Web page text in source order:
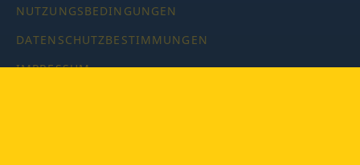
NUTZUNGSBEDINGUNGEN
DATENSCHUTZBESTIMMUNGEN
IMPRESSUM